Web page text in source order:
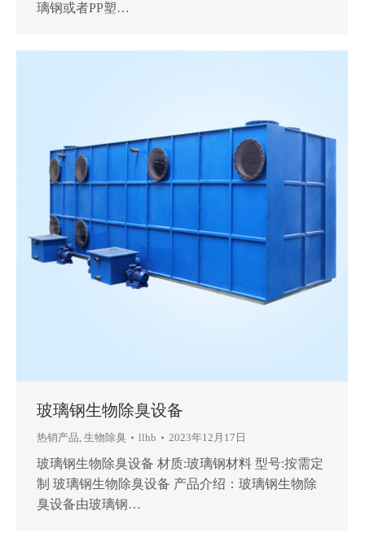
璃钢或者PP塑…
玻璃钢生物除臭设备
热销产品, 生物除臭 llhb 2023年12月17日
玻璃钢生物除臭设备 材质:玻璃钢材料 型号:按需定
制 玻璃钢生物除臭设备 产品介绍：玻璃钢生物除
臭设备由玻璃钢…